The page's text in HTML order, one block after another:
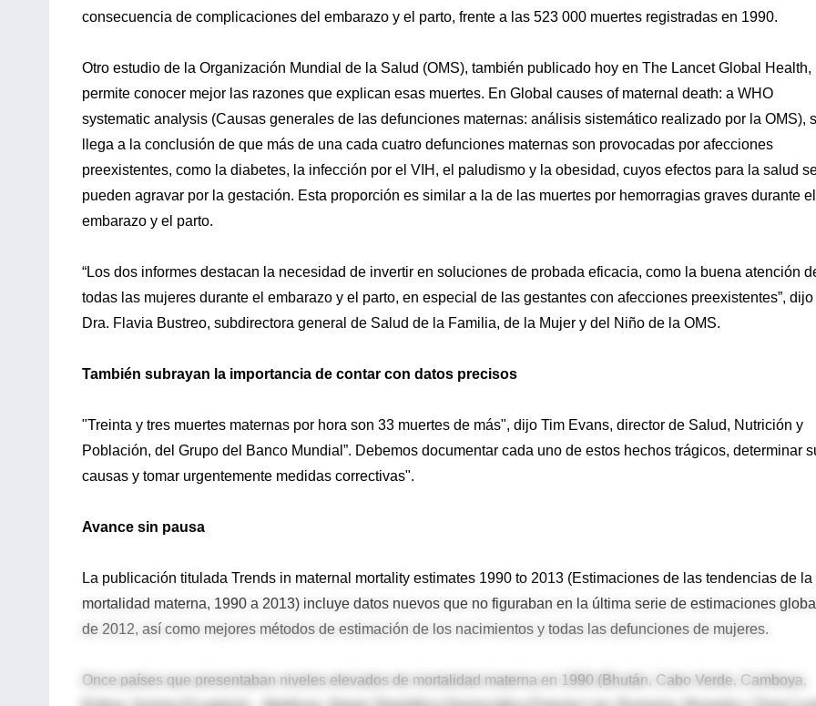
consecuencia de complicaciones del embarazo y el parto, frente a las 523 000 muertes registradas en 1990.
Otro estudio de la Organización Mundial de la Salud (OMS), también publicado hoy en The Lancet Global Health,
permite conocer mejor las razones que explican esas muertes. En Global causes of maternal death: a WHO
systematic analysis (Causas generales de las defunciones maternas: análisis sistemático realizado por la OMS),
llega a la conclusión de que más de una cada cuatro defunciones maternas son provocadas por afecciones
preexistentes, como la diabetes, la infección por el VIH, el paludismo y la obesidad, cuyos efectos para la salud
pueden agravar por la gestación. Esta proporción es similar a la de las muertes por hemorragias graves durante el
embarazo y el parto.
“Los dos informes destacan la necesidad de invertir en soluciones de probada eficacia, como la buena atención
todas las mujeres durante el embarazo y el parto, en especial de las gestantes con afecciones preexistentes”, dijo
Dra. Flavia Bustreo, subdirectora general de Salud de la Familia, de la Mujer y del Niño de la OMS.
También subrayan la importancia de contar con datos precisos
"Treinta y tres muertes maternas por hora son 33 muertes de más", dijo Tim Evans, director de Salud, Nutrición y
Población, del Grupo del Banco Mundial”. Debemos documentar cada uno de estos hechos trágicos, determinar
causas y tomar urgentemente medidas correctivas".
Avance sin pausa
La publicación titulada Trends in maternal mortality estimates 1990 to 2013 (Estimaciones de las tendencias de la
mortalidad materna, 1990 a 2013) incluye datos nuevos que no figuraban en la última serie de estimaciones
de 2012, así como mejores métodos de estimación de los nacimientos y todas las defunciones de mujeres.
Once países que presentaban niveles elevados de mortalidad materna en 1990 (Bhután, Cabo Verde, Camboya,